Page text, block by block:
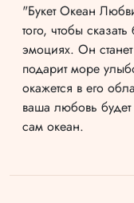
"Букет Океан
того, чтобы
эмоциях. Он
подарит море
окажется в его
ваша любовь
сам океан.